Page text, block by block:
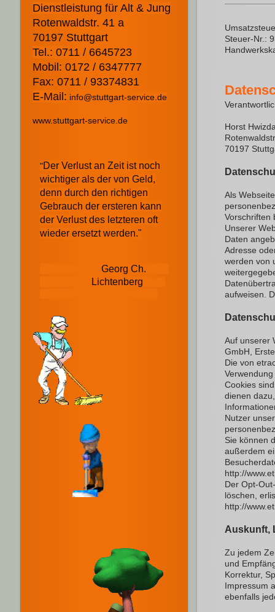
Steuer-Nr.:
Horst
70197
Als
Vorschriften
Unserer
Daten
Adresse
werden von
aufweisen.
Auf unserer
GmbH,
Die von
Cookies
dienen
Nutzer
Sie können
außerdem
http://
Der Opt-
löschen,
http://
Auskunft,
Zu jedem
und
Korrektur,
Impressum
ebenfalls
Dienstleistung für Alt & Jung
Rotenwaldstr. 41 a
70197 Stuttgart
Tel.: 0711 / 6645723
Mobil: 0172 / 6347777
Fax: 0711 / 93374831
E-Mail: info@stuttgart-service.de
www.stuttgart-service.de
"Der Verlust an Zeit ist noch
wichtiger als der von Geld,
denn durch den richtigen
Gebrauch der ersteren kann
der Verlust des letzteren oft
wieder ersetzt werden."
Georg Ch.
Lichtenberg